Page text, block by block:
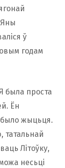
Яны
ў
годам
была проста
Ён
было жыцьця.
татальнай
Літоўку,
несьці